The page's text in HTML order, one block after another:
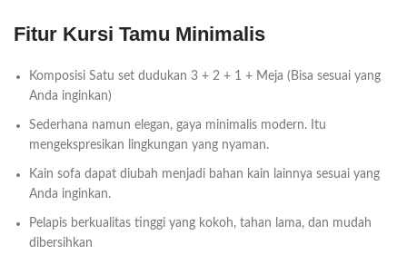
Fitur Kursi Tamu Minimalis
Komposisi Satu set dudukan 3 + 2 + 1 + Meja (Bisa sesuai yang
Anda inginkan)
Sederhana namun elegan, gaya minimalis modern. Itu
mengekspresikan lingkungan yang nyaman.
Kain sofa dapat diubah menjadi bahan kain lainnya sesuai yang
Anda inginkan.
Pelapis berkualitas tinggi yang kokoh, tahan lama, dan mudah
dibersihkan